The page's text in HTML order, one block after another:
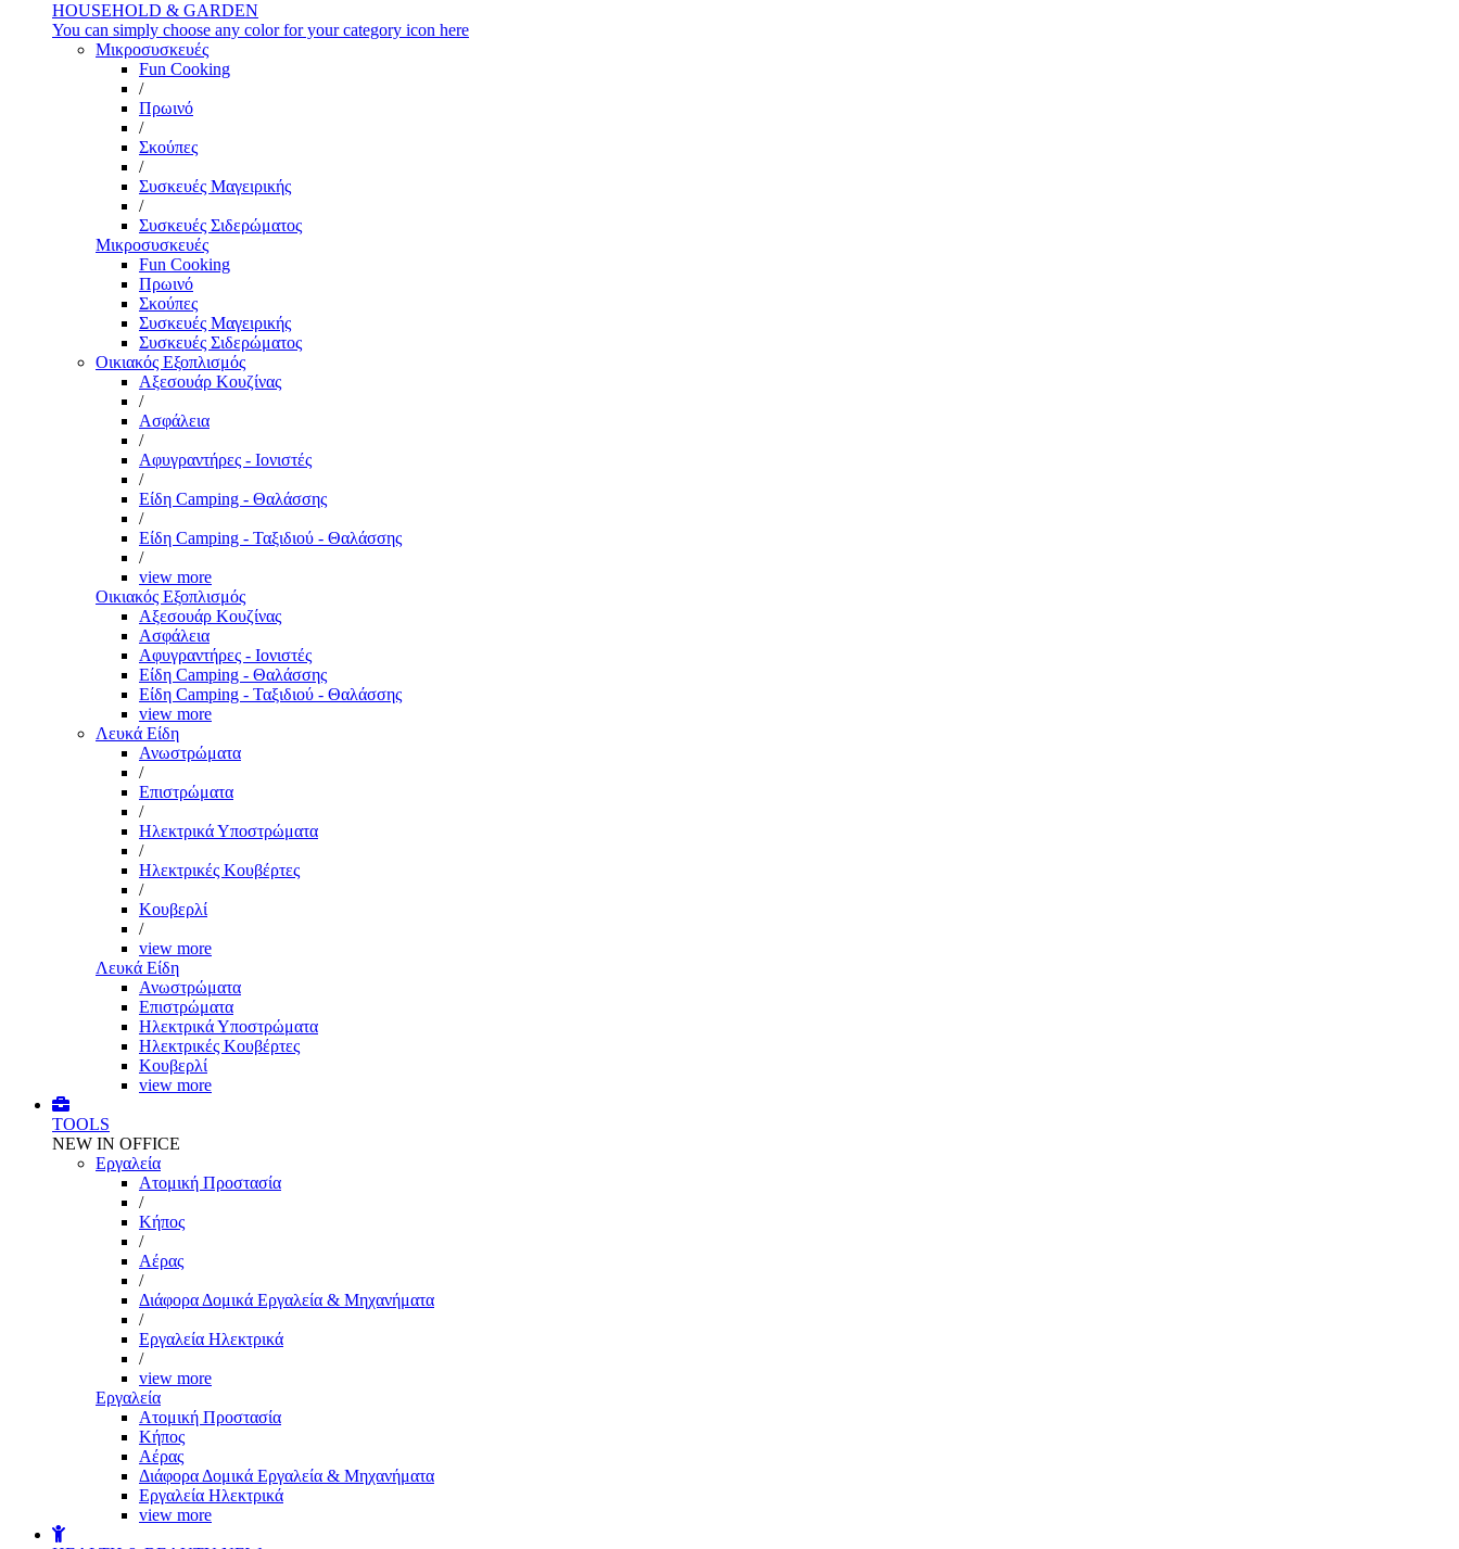
HOUSEHOLD & GARDEN
You can simply choose any color for your category icon here
Μικροσυσκευές
Fun Cooking
/
Πρωινό
/
Σκούπες
/
Συσκευές Μαγειρικής
/
Συσκευές Σιδερώματος
Μικροσυσκευές
Fun Cooking
Πρωινό
Σκούπες
Συσκευές Μαγειρικής
Συσκευές Σιδερώματος
Οικιακός Εξοπλισμός
Αξεσουάρ Κουζίνας
/
Ασφάλεια
/
Αφυγραντήρες - Ιονιστές
/
Είδη Camping - Θαλάσσης
/
Είδη Camping - Ταξιδιού - Θαλάσσης
/
view more
Οικιακός Εξοπλισμός
Αξεσουάρ Κουζίνας
Ασφάλεια
Αφυγραντήρες - Ιονιστές
Είδη Camping - Θαλάσσης
Είδη Camping - Ταξιδιού - Θαλάσσης
view more
Λευκά Είδη
Ανωστρώματα
/
Επιστρώματα
/
Ηλεκτρικά Υποστρώματα
/
Ηλεκτρικές Κουβέρτες
/
Κουβερλί
/
view more
Λευκά Είδη
Ανωστρώματα
Επιστρώματα
Ηλεκτρικά Υποστρώματα
Ηλεκτρικές Κουβέρτες
Κουβερλί
view more
TOOLS
NEW IN OFFICE
Εργαλεία
Aτομική Προστασία
/
Kήπος
/
Αέρας
/
Διάφορα Δομικά Εργαλεία & Μηχανήματα
/
Εργαλεία Ηλεκτρικά
/
view more
Εργαλεία
Aτομική Προστασία
Kήπος
Αέρας
Διάφορα Δομικά Εργαλεία & Μηχανήματα
Εργαλεία Ηλεκτρικά
view more